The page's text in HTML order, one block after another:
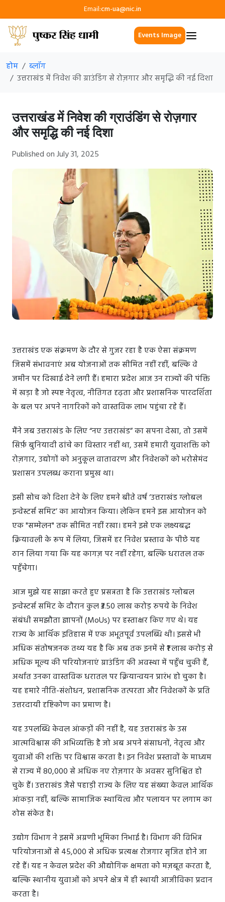
Email:cm-ua@nic.in
Events Image
होम
ब्लॉग
उत्तराखंड में निवेश की ग्राउंडिंग से रोज़गार और समृद्धि की नई दिशा
उत्तराखंड में निवेश की ग्राउंडिंग से रोज़गार
और समृद्धि की नई दिशा
Published on July 31, 2025
उत्तराखंड एक संक्रमण के दौर से गुजर रहा है एक ऐसा संक्रमण
जिसमें संभावनाएं अब योजनाओं तक सीमित नहीं रहीं, बल्कि वे
जमीन पर दिखाई देने लगी हैं। हमारा प्रदेश आज उन राज्यों की पंक्ति
में खड़ा है जो स्पष्ट नेतृत्व, नीतिगत दृढ़ता और प्रशासनिक पारदर्शिता
के बल पर अपने नागरिकों को वास्तविक लाभ पहुंचा रहे हैं।
मैंने जब उत्तराखंड के लिए “नए उत्तराखंड” का सपना देखा, तो उसमें
सिर्फ़ बुनियादी ढांचे का विस्तार नहीं था, उसमें हमारी युवाशक्ति को
रोज़गार, उद्योगों को अनुकूल वातावरण और निवेशकों को भरोसेमंद
प्रशासन उपलब्ध कराना प्रमुख था।
इसी सोच को दिशा देने के लिए हमने बीते वर्ष ‘उत्तराखंड ग्लोबल
इन्वेस्टर्स समिट’ का आयोजन किया। लेकिन हमने इस आयोजन को
एक "सम्मेलन" तक सीमित नहीं रखा। हमने इसे एक लक्ष्यबद्ध
क्रियावली के रूप में लिया, जिसमें हर निवेश प्रस्ताव के पीछे यह
ठान लिया गया कि यह कागज़ पर नहीं रहेगा, बल्कि धरातल तक
पहुँचेगा।
आज मुझे यह साझा करते हुए प्रसन्नता है कि उत्तराखंड ग्लोबल
इन्वेस्टर्स समिट के दौरान कुल ₹3.50 लाख करोड़ रुपये के निवेश
संबंधी समझौता ज्ञापनों (MoUs) पर हस्ताक्षर किए गए थे। यह
राज्य के आर्थिक इतिहास में एक अभूतपूर्व उपलब्धि थी। इससे भी
अधिक संतोषजनक तथ्य यह है कि अब तक इनमें से ₹1 लाख करोड़ से
अधिक मूल्य की परियोजनाएं ग्राउंडिंग की अवस्था में पहुँच चुकी हैं,
अर्थात उनका वास्तविक धरातल पर क्रियान्वयन प्रारंभ हो चुका है।
यह हमारे नीति-संशोधन, प्रशासनिक तत्परता और निवेशकों के प्रति
उत्तरदायी दृष्टिकोण का प्रमाण है।
यह उपलब्धि केवल आंकड़ों की नहीं है, यह उत्तराखंड के उस
आत्मविश्वास की अभिव्यक्ति है जो अब अपने संसाधनों, नेतृत्व और
युवाओं की शक्ति पर विश्वास करता है। इन निवेश प्रस्तावों के माध्यम
से राज्य में 80,000 से अधिक नए रोज़गार के अवसर सुनिश्चित हो
चुके हैं। उत्तराखंड जैसे पहाड़ी राज्य के लिए यह संख्या केवल आर्थिक
आंकड़ा नहीं, बल्कि सामाजिक स्थायित्व और पलायन पर लगाम का
ठोस संकेत है।
उद्योग विभाग ने इसमें अग्रणी भूमिका निभाई है। विभाग की विभिन्न
परियोजनाओं से 45,000 से अधिक प्रत्यक्ष रोजगार सृजित होने जा
रहे हैं। यह न केवल प्रदेश की औद्योगिक क्षमता को मज़बूत करता है,
बल्कि स्थानीय युवाओं को अपने क्षेत्र में ही स्थायी आजीविका प्रदान
करता है।